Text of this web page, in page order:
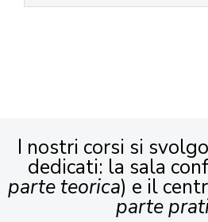
I nostri corsi si
dedicati: la sala
parte teorica) e il
parte